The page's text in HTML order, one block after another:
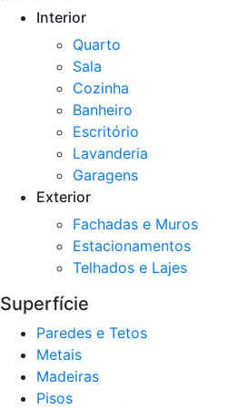
Interior
Quarto
Sala
Cozinha​
Banheiro
Escritório
Lavanderia
Garagens
Exterior
Fachadas e Muros
Estacionamentos
Telhados e Lajes
Superfície
Paredes e Tetos
Metais
Madeiras
Pisos